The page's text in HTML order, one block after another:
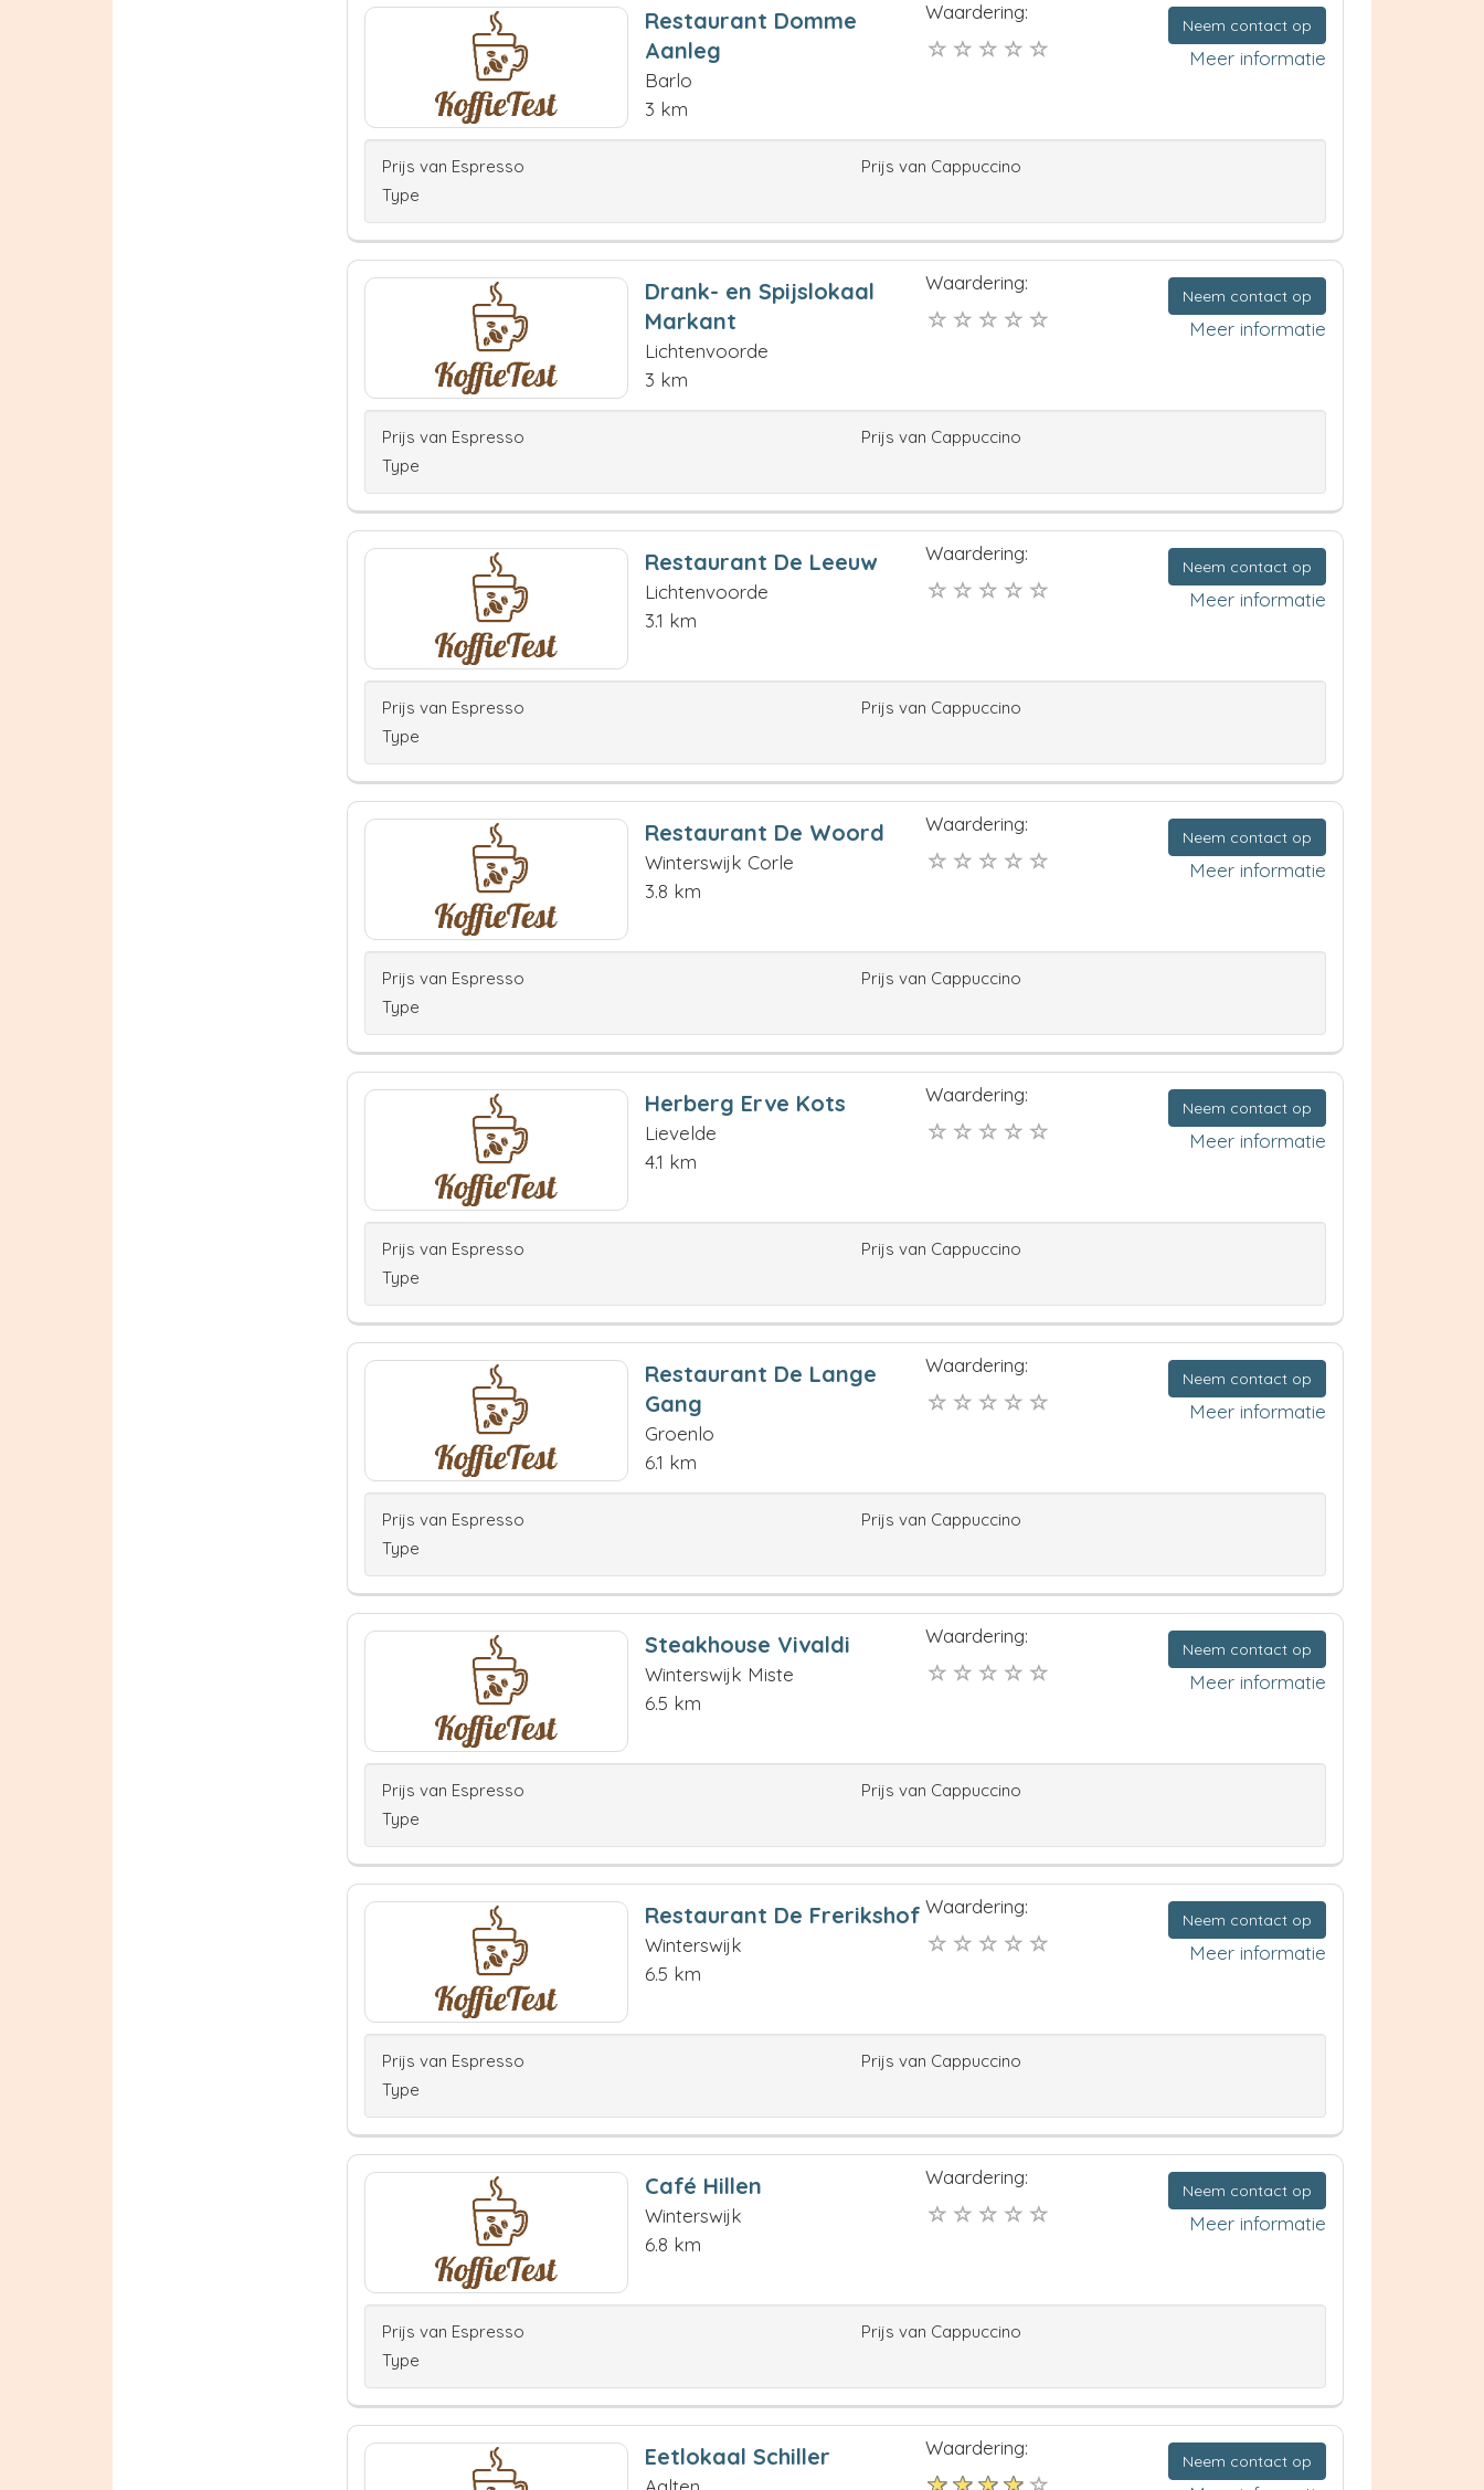
Restaurant Domme
Aanleg
Barlo
3 km
Waardering:
Neem contact op
Meer informatie
Prijs van Espresso
Prijs van Cappuccino
Type
Drank- en Spijslokaal
Markant
Lichtenvoorde
3 km
Waardering:
Neem contact op
Meer informatie
Prijs van Espresso
Prijs van Cappuccino
Type
Restaurant De Leeuw
Lichtenvoorde
3.1 km
Waardering:
Neem contact op
Meer informatie
Prijs van Espresso
Prijs van Cappuccino
Type
Restaurant De Woord
Winterswijk Corle
3.8 km
Waardering:
Neem contact op
Meer informatie
Prijs van Espresso
Prijs van Cappuccino
Type
Herberg Erve Kots
Lievelde
4.1 km
Waardering:
Neem contact op
Meer informatie
Prijs van Espresso
Prijs van Cappuccino
Type
Restaurant De Lange
Gang
Groenlo
6.1 km
Waardering:
Neem contact op
Meer informatie
Prijs van Espresso
Prijs van Cappuccino
Type
Steakhouse Vivaldi
Winterswijk Miste
6.5 km
Waardering:
Neem contact op
Meer informatie
Prijs van Espresso
Prijs van Cappuccino
Type
Restaurant De Frerikshof
Winterswijk
6.5 km
Waardering:
Neem contact op
Meer informatie
Prijs van Espresso
Prijs van Cappuccino
Type
Café Hillen
Winterswijk
6.8 km
Waardering:
Neem contact op
Meer informatie
Prijs van Espresso
Prijs van Cappuccino
Type
Eetlokaal Schiller Waardering:
Neem contact op